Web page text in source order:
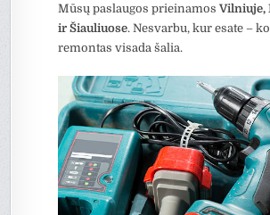
Mūsų paslaugos prieinamosVilniuje,
ir Šiauliuose. Nesvarbu, kur esate –
remontas visada šalia.